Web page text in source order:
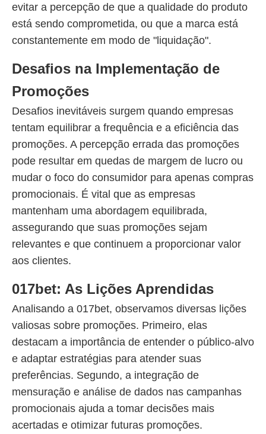
evitar a percepção de que a qualidade do produto
está sendo comprometida, ou que a marca está
constantemente em modo de "liquidação".
Desafios na Implementação de
Promoções
Desafios inevitáveis surgem quando empresas
tentam equilibrar a frequência e a eficiência das
promoções. A percepção errada das promoções
pode resultar em quedas de margem de lucro ou
mudar o foco do consumidor para apenas compras
promocionais. É vital que as empresas
mantenham uma abordagem equilibrada,
assegurando que suas promoções sejam
relevantes e que continuem a proporcionar valor
aos clientes.
017bet: As Lições Aprendidas
Analisando a 017bet, observamos diversas lições
valiosas sobre promoções. Primeiro, elas
destacam a importância de entender o público-alvo
e adaptar estratégias para atender suas
preferências. Segundo, a integração de
mensuração e análise de dados nas campanhas
promocionais ajuda a tomar decisões mais
acertadas e otimizar futuras promoções.